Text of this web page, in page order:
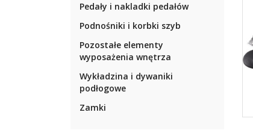
Pedały i nakladki pedałów
Podnośniki i korbki szyb
Pozostałe elementy
wyposażenia wnętrza
Wykładzina i dywaniki
podłogowe
Zamki